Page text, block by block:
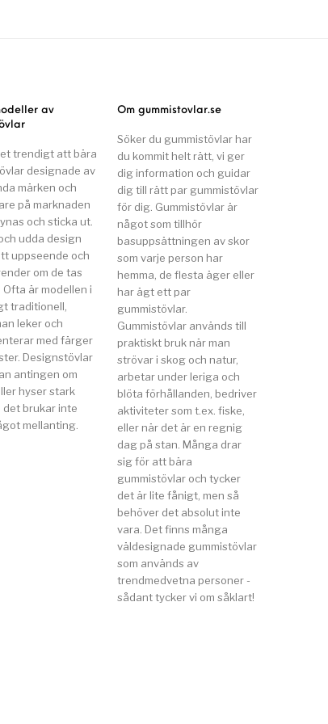
av
trendigt att bära
designade av
märken och
på marknaden
och sticka ut.
udda design
uppseende och
om de tas
Ofta är modellen i
traditionell,
leker och
med färger
Designstövlar
antingen om
hyser stark
det brukar inte
mellanting.
Om gummistovlar.se
Söker du gummistövlar har
du kommit helt rätt, vi ger
dig information och guidar
dig till rätt par gummistövlar
för dig. Gummistövlar är
något som tillhör
basuppsättningen av skor
som varje person har
hemma, de flesta äger eller
har ägt ett par
gummistövlar.
Gummistövlar används till
praktiskt bruk när man
strövar i skog och natur,
arbetar under leriga och
blöta förhållanden, bedriver
aktiviteter som t.ex. fiske,
eller när det är en regnig
dag på stan. Många drar
sig för att bära
gummistövlar och tycker
det är lite fånigt, men så
behöver det absolut inte
vara. Det finns många
väldesignade gummistövlar
som används av
trendmedvetna personer -
sådant tycker vi om såklart!